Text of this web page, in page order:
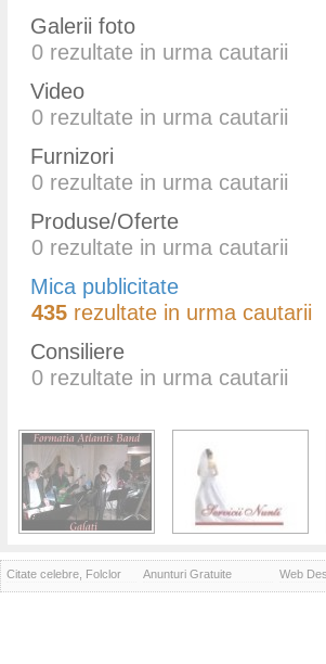
Galerii foto
0 rezultate in urma cautarii
Video
0 rezultate in urma cautarii
Furnizori
0 rezultate in urma cautarii
Produse/Oferte
0 rezultate in urma cautarii
Mica publicitate
435 rezultate in urma cautarii
Consiliere
0 rezultate in urma cautarii
Citate celebre, Folclor Anunturi Gratuite Web